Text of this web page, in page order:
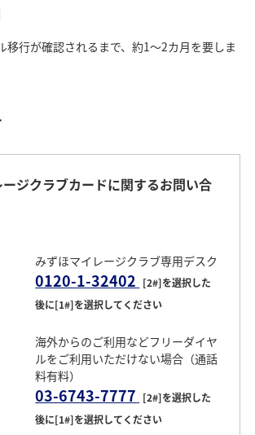
移行が確認されるまで、約1～2カ月を要しま
ジクラブカードに関するお問い合
みずほマイレージクラブ専用デスク
0120-1-32402 [2#]を選択した
後に[1#]を選択してください
海外からのご利用などフリーダイヤ
ルをご利用いただけない場合（通話
料有料）
03-6743-7777 [2#]を選択した
後に[1#]を選択してください